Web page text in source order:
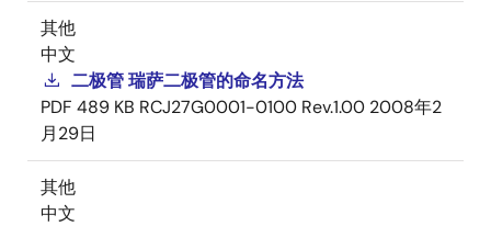
其他
中文
二极管 瑞萨二极管的命名方法
PDF 489 KB RCJ27G0001-0100 Rev.1.00 2008年2
月29日
其他
中文